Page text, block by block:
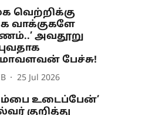
வெற்றிக்கு
வாக்குகளே
அவதூறு
பேச்சு!
25 Jul 2026
உடைப்பேன்’
குறித்து